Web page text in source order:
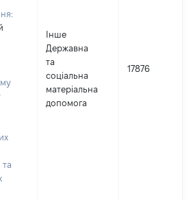
та
Інше
Державна
та
соціальна
матеріальна
допомога
17876